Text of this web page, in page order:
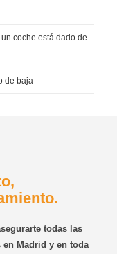
coche está dado de
de baja
todas las
Madrid y en toda